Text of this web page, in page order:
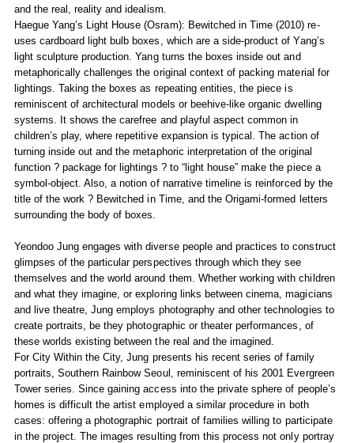
and the real, reality and idealism.
Haegue Yang’s Light House (Osram): Bewitched in Time (2010) re-
uses cardboard light bulb boxes, which are a side-product of Yang’s
light sculpture production. Yang turns the boxes inside out and
metaphorically challenges the original context of packing material for
lightings. Taking the boxes as repeating entities, the piece is
reminiscent of architectural models or beehive-like organic dwelling
systems. It shows the carefree and playful aspect common in
children’s play, where repetitive expansion is typical. The action of
turning inside out and the metaphoric interpretation of the original
function ? package for lightings ? to “light house” make the piece a
symbol-object. Also, a notion of narrative timeline is reinforced by the
title of the work ? Bewitched in Time, and the Origami-formed letters
surrounding the body of boxes.
Yeondoo Jung engages with diverse people and practices to construct
glimpses of the particular perspectives through which they see
themselves and the world around them. Whether working with children
and what they imagine, or exploring links between cinema, magicians
and live theatre, Jung employs photography and other technologies to
create portraits, be they photographic or theater performances, of
these worlds existing between the real and the imagined.
For City Within the City, Jung presents his recent series of family
portraits, Southern Rainbow Seoul, reminiscent of his 2001 Evergreen
Tower series. Since gaining access into the private sphere of people’s
homes is difficult the artist employed a similar procedure in both
cases: offering a photographic portrait of families willing to participate
in the project. The images resulting from this process not only portray